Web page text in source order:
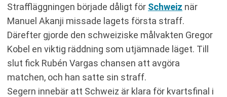
Straffläggningen började dåligt för Schweiz när
Manuel Akanji missade lagets första straff.
Därefter gjorde den schweiziske målvakten Gregor
Kobel en viktig räddning som utjämnade läget. Till
slut fick Rubén Vargas chansen att avgöra
matchen, och han satte sin straff.
Segern innebär att Schweiz är klara för kvartsfinal i